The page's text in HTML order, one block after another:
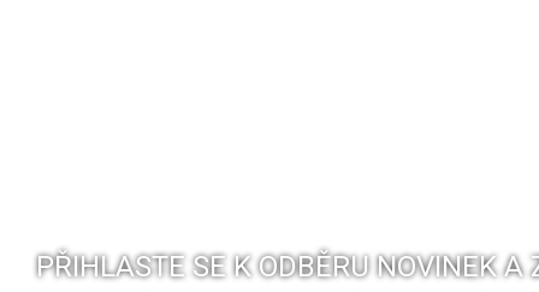
PŘIHLASTE SE K ODBĚRU NOVINEK